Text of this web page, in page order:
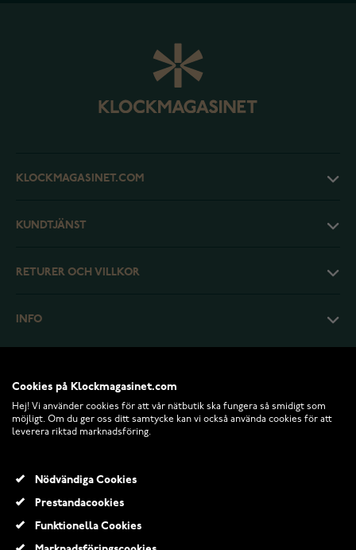
KLOCKMAGASINET.COM
KUNDTJÄNST
RETURER OCH VILLKOR
INFO
Cookies på Klockmagasinet.com
Hej! Vi använder cookies för att vår nätbutik ska fungera så smidigt som
möjligt. Om du ger oss ditt samtycke kan vi också använda cookies för att
leverera riktad marknadsföring.
Nödvändiga Cookies
Prestandacookies
Funktionella Cookies